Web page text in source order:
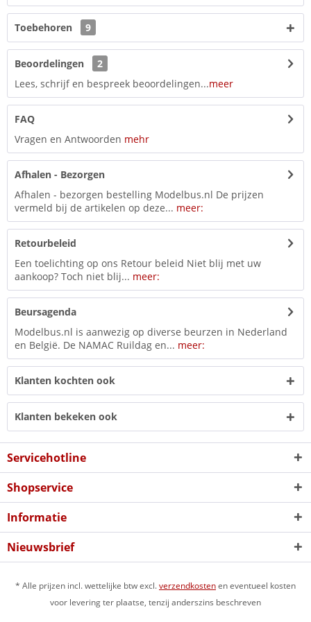
Toebehoren 9
Beoordelingen
2
Lees, schrijf en bespreek beoordelingen...meer
FAQ
Vragen en Antwoorden mehr
Afhalen - Bezorgen
Afhalen - bezorgen bestelling Modelbus.nl De prijzen
vermeld bij de artikelen op deze... meer:
Retourbeleid
Een toelichting op ons Retour beleid Niet blij met uw
aankoop? Toch niet blij... meer:
Beursagenda
Modelbus.nl is aanwezig op diverse beurzen in Nederland
en België. De NAMAC Ruildag en... meer:
Klanten kochten ook
Klanten bekeken ook
Servicehotline
Shopservice
Informatie
Nieuwsbrief
* Alle prijzen incl. wettelijke btw excl.verzendkostenen eventueel kosten
voor levering ter plaatse, tenzij anderszins beschreven